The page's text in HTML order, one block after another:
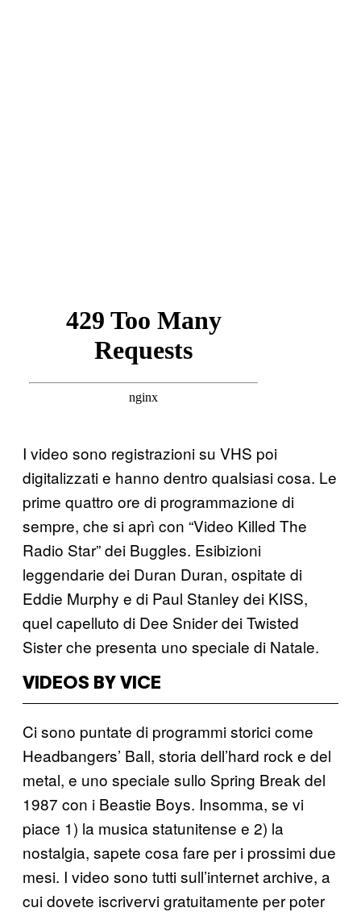
I video sono registrazioni su VHS poi
digitalizzati e hanno dentro qualsiasi cosa. Le
prime quattro ore di programmazione di
sempre, che si aprì con “Video Killed The
Radio Star” dei Buggles. Esibizioni
leggendarie dei Duran Duran, ospitate di
Eddie Murphy e di Paul Stanley dei KISS,
quel capelluto di Dee Snider dei Twisted
Sister che presenta uno speciale di Natale.
VIDEOS BY VICE
Ci sono puntate di programmi storici come
Headbangers’ Ball, storia dell’hard rock e del
metal, e uno speciale sullo Spring Break del
1987 con i Beastie Boys. Insomma, se vi
piace 1) la musica statunitense e 2) la
nostalgia, sapete cosa fare per i prossimi due
mesi. I video sono tutti sull’internet archive, a
cui dovete iscrivervi gratuitamente per poter